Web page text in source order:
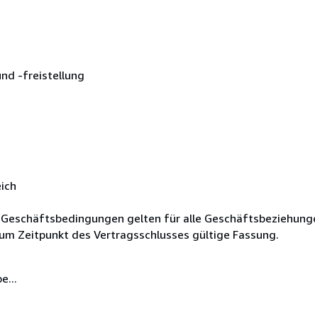
-freistellung
gelten für alle
Zeitpunkt des Vertragsschlusses gültige Fassung.